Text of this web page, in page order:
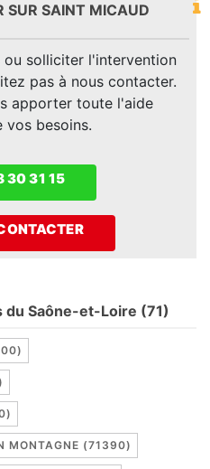
SUR SAINT MICAUD
ou solliciter l'intervention
pas à nous contacter.
apporter toute l'aide
vos besoins.
30 31 15
du Saône-et-Loire (71)
MONTAGNE (71390)